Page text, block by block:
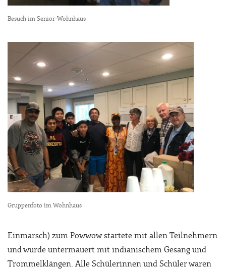
Besuch im Senior-Wohnhaus
Gruppenfoto im Wohnhaus
Einmarsch) zum Powwow startete mit allen Teilnehmern
und wurde untermauert mit indianischem Gesang und
Trommelklängen. Alle Schülerinnen und Schüler waren